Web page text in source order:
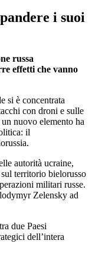
i suoi
russa
effetti che vanno
si è concentrata
con droni e sulle
nuovo elemento ha
il
autorità ucraine,
territorio bielorusso
militari russe.
Zelensky ad
due Paesi
dell’intera